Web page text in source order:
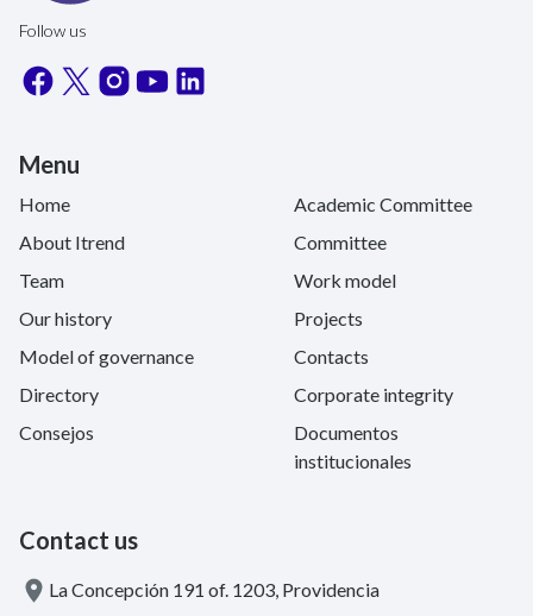
Follow us
Menu
Home
About Itrend
Team
Our history
Model of governance
Directory
Consejos
Academic Committee
Committee
Work model
Projects
Contacts
Corporate integrity
Documentos
institucionales
Contact us
La Concepción 191 of. 1203, Providencia